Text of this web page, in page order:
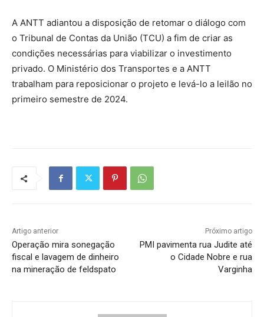
A ANTT adiantou a disposição de retomar o diálogo com
o Tribunal de Contas da União (TCU) a fim de criar as
condições necessárias para viabilizar o investimento
privado. O Ministério dos Transportes e a ANTT
trabalham para reposicionar o projeto e levá-lo a leilão no
primeiro semestre de 2024.
Artigo anterior
Operação mira sonegação
fiscal e lavagem de dinheiro
na mineração de feldspato
Próximo artigo
PMI pavimenta rua Judite até
o Cidade Nobre e rua
Varginha